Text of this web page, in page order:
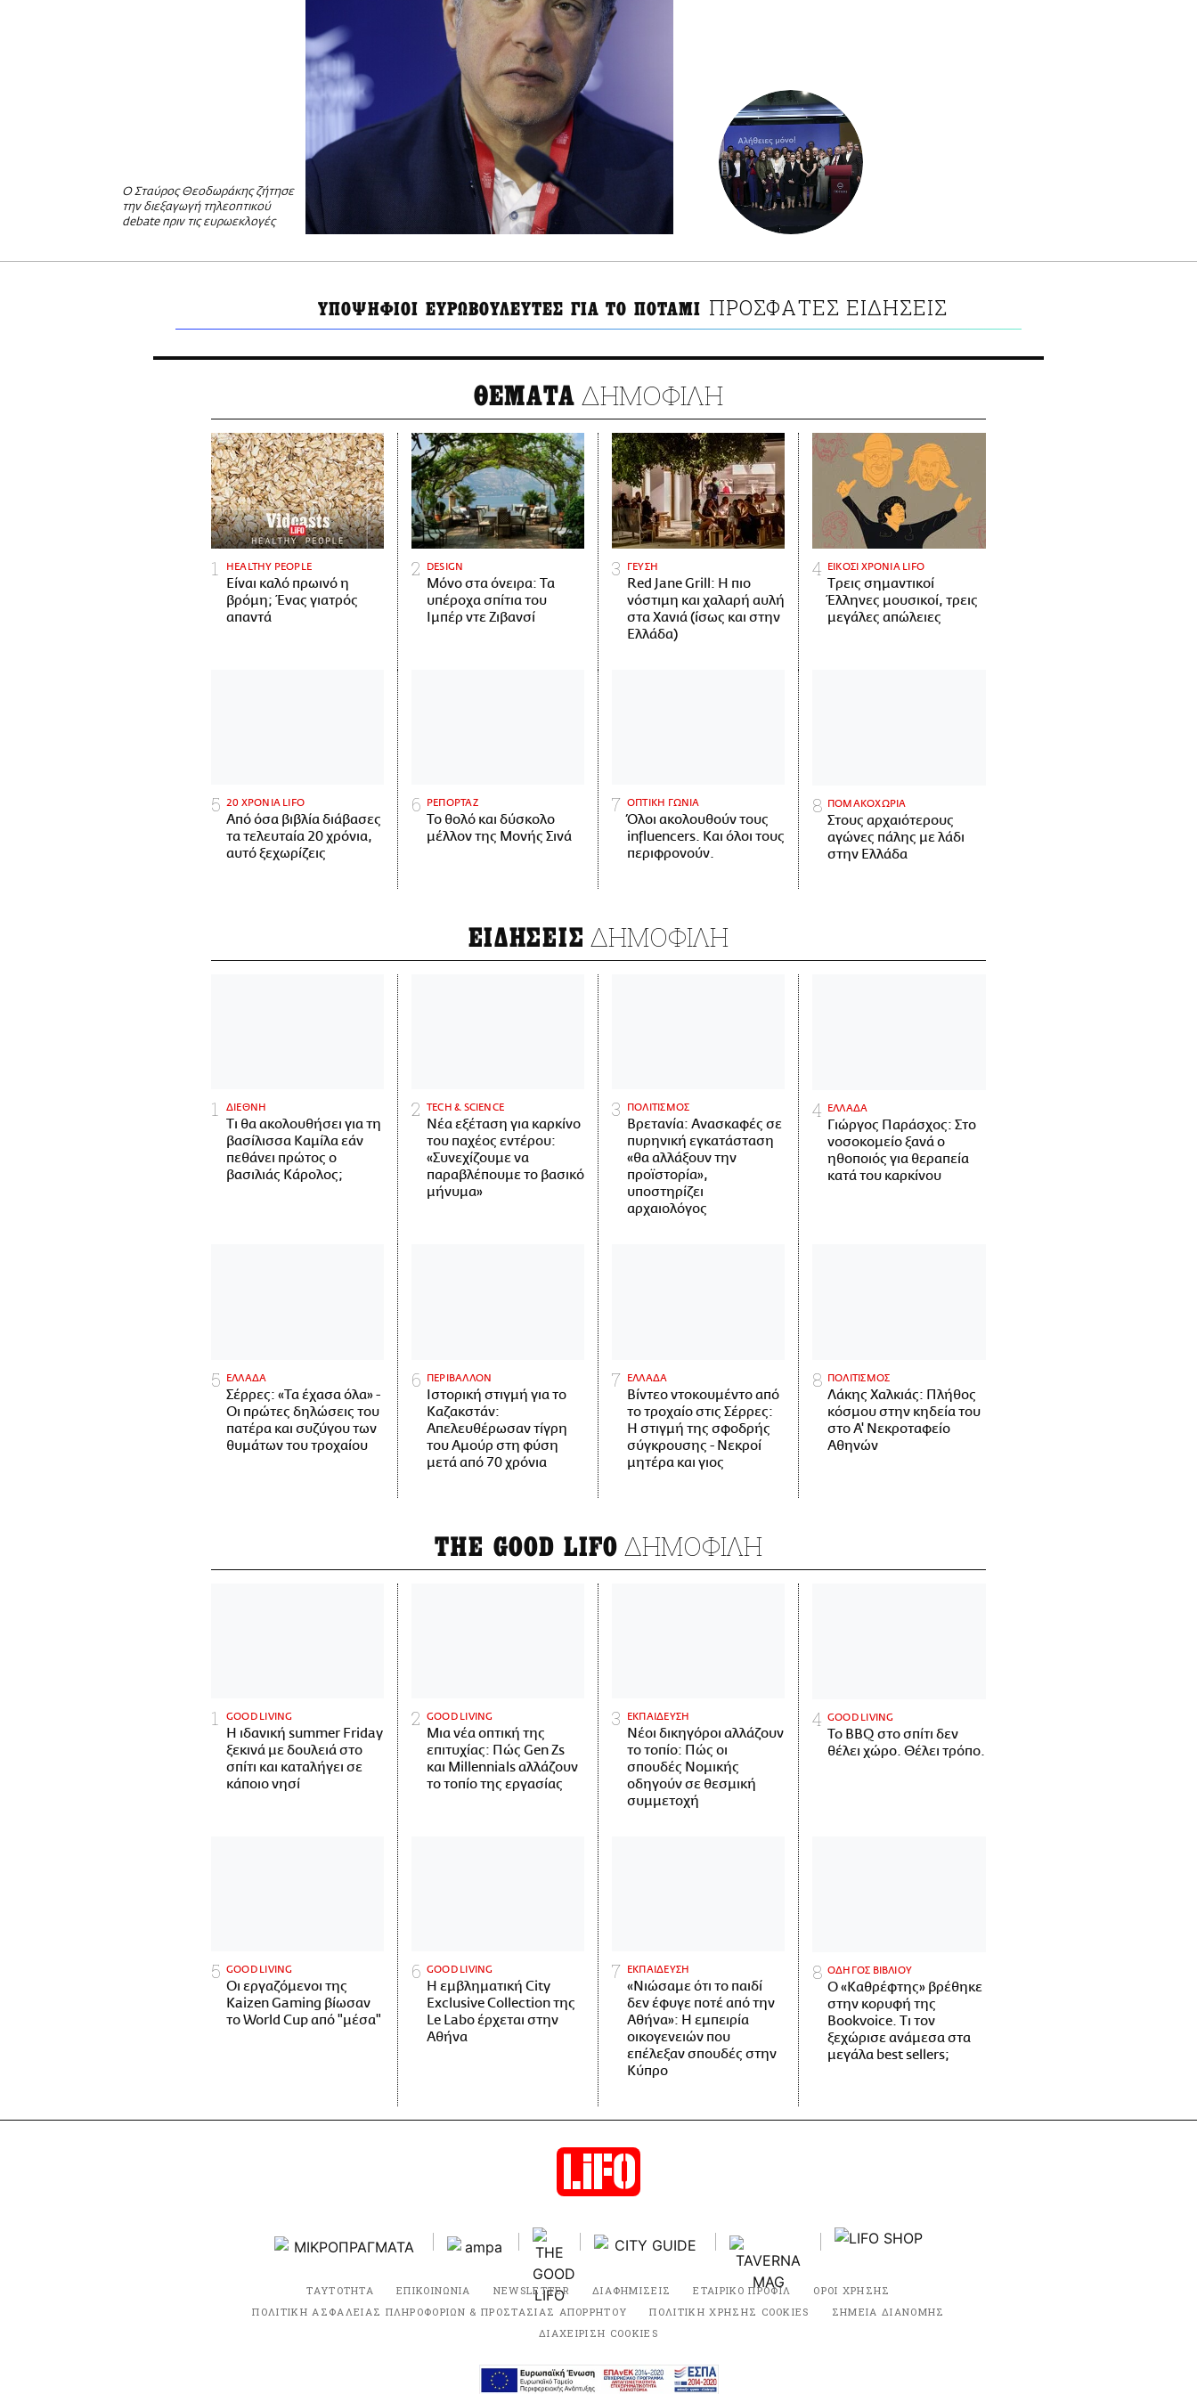
Ο Σταύρος Θεοδωράκης ζήτησε
την διεξαγωγή τηλεοπτικού
debate πριν τις ευρωεκλογές
ΥΠΟΨΗΦΙΟΙ ΕΥΡΩΒΟΥΛΕΥΤΕΣ ΓΙΑ ΤΟ ΠΟΤΑΜΙ ΠΡΟΣΦΑΤΕΣ ΕΙΔΗΣΕΙΣ
ΘΕΜΑΤΑ ΔΗΜΟΦΙΛΗ
HEALTHY PEOPLE
Είναι καλό πρωινό η
βρόμη; Ένας γιατρός
απαντά
DESIGN
Μόνο στα όνειρα: Τα
υπέροχα σπίτια του
Ιμπέρ ντε Ζιβανσί
ΓΕΥΣΗ
Red Jane Grill: Η πιο
νόστιμη και χαλαρή αυλή
στα Χανιά (ίσως και στην
Ελλάδα)
ΕΙΚΟΣΙ ΧΡΟΝΙΑ LIFO
Tρεις σημαντικοί
Έλληνες μουσικοί, τρεις
μεγάλες απώλειες
20 ΧΡΟΝΙΑ LIFO
Από όσα βιβλία διάβασες
τα τελευταία 20 χρόνια,
αυτό ξεχωρίζεις
ΡΕΠΟΡΤΑΖ
Το θολό και δύσκολο
μέλλον της Μονής Σινά
ΟΠΤΙΚΗ ΓΩΝΙΑ
Όλοι ακολουθούν τους
influencers. Και όλοι τους
περιφρονούν.
ΠΟΜΑΚΟΧΩΡΙΑ
Στους αρχαιότερους
αγώνες πάλης με λάδι
στην Ελλάδα
ΕΙΔΗΣΕΙΣ ΔΗΜΟΦΙΛΗ
ΔΙΕΘΝΗ
Τι θα ακολουθήσει για τη
βασίλισσα Καμίλα εάν
πεθάνει πρώτος ο
βασιλιάς Κάρολος;
ΤECH & SCIENCE
Νέα εξέταση για καρκίνο
του παχέος εντέρου:
«Συνεχίζουμε να
παραβλέπουμε το βασικό
μήνυμα»
ΠΟΛΙΤΙΣΜΟΣ
Βρετανία: Ανασκαφές σε
πυρηνική εγκατάσταση
«θα αλλάξουν την
προϊστορία»,
υποστηρίζει
αρχαιολόγος
ΕΛΛΑΔΑ
Γιώργος Παράσχος: Στο
νοσοκομείο ξανά ο
ηθοποιός για θεραπεία
κατά του καρκίνου
ΕΛΛΑΔΑ
Σέρρες: «Τα έχασα όλα» -
Οι πρώτες δηλώσεις του
πατέρα και συζύγου των
θυμάτων του τροχαίου
ΠΕΡΙΒΑΛΛΟΝ
Ιστορική στιγμή για το
Καζακστάν:
Απελευθέρωσαν τίγρη
του Αμούρ στη φύση
μετά από 70 χρόνια
ΕΛΛΑΔΑ
Βίντεο ντοκουμέντο από
το τροχαίο στις Σέρρες:
Η στιγμή της σφοδρής
σύγκρουσης - Νεκροί
μητέρα και γιος
ΠΟΛΙΤΙΣΜΟΣ
Λάκης Χαλκιάς: Πλήθος
κόσμου στην κηδεία του
στο Α' Νεκροταφείο
Αθηνών
THE GOOD LIFO ΔΗΜΟΦΙΛΗ
GOOD LIVING
Η ιδανική summer Friday
ξεκινά με δουλειά στο
σπίτι και καταλήγει σε
κάποιο νησί
GOOD LIVING
Μια νέα οπτική της
επιτυχίας: Πώς Gen Zs
και Millennials αλλάζουν
το τοπίο της εργασίας
ΕΚΠΑΙΔΕΥΣΗ
Νέοι δικηγόροι αλλάζουν
το τοπίο: Πώς οι
σπουδές Νομικής
οδηγούν σε θεσμική
συμμετοχή
GOOD LIVING
Το BBQ στο σπίτι δεν
θέλει χώρο. Θέλει τρόπο.
GOOD LIVING
Οι εργαζόμενοι της
Kaizen Gaming βίωσαν
το World Cup από "μέσα"
GOOD LIVING
Η εμβληματική City
Exclusive Collection της
Le Labo έρχεται στην
Αθήνα
ΕΚΠΑΙΔΕΥΣΗ
«Νιώσαμε ότι το παιδί
δεν έφυγε ποτέ από την
Αθήνα»: Η εμπειρία
οικογενειών που
επέλεξαν σπουδές στην
Κύπρο
ΟΔΗΓΟΣ ΒΙΒΛΙΟΥ
Ο «Καθρέφτης» βρέθηκε
στην κορυφή της
Bookvoice. Τι τον
ξεχώρισε ανάμεσα στα
μεγάλα best sellers;
ΤΑΥΤΟΤΗΤΑ ΕΠΙΚΟΙΝΩΝΙΑ NEWSLETTER ΔΙΑΦΗΜΙΣΕΙΣ ΕΤΑΙΡΙΚΟ ΠΡΟΦΙΛ
ΟΡΟΙ ΧΡΗΣΗΣ
ΠΟΛΙΤΙΚΗ ΑΣΦΑΛΕΙΑΣ ΠΛΗΡΟΦΟΡΙΩΝ & ΠΡΟΣΤΑΣΙΑΣ ΑΠΟΡΡΗΤΟΥ
ΠΟΛΙΤΙΚΗ ΧΡΗΣΗΣ COOKIES
ΣΗΜΕΙΑ ΔΙΑΝΟΜΗΣ
ΔΙΑΧΕΙΡΙΣΗ COOKIES